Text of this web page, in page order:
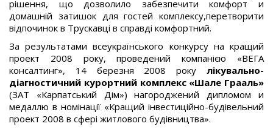
рішення, що дозволило забезпечити комфорт и
домашній затишок для гостей комплексу,перетворити
відпочинок в Трускавці в справді комфортний.
За результатами всеукраїнського конкурсу на кращий
проект 2008 року, проведений компанією «ВЕГА
консалтинг», 14 березня 2008 року лікувально-
діагностичний курортний комплекс «Шале Грааль»
(ЗАТ «Карпатський Дім») нагороджений дипломом и
медаллю в номінації «Кращий інвестиційно-будівельний
проект 2008 в сфері житлового будівництва».